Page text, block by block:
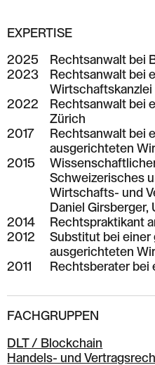
EXPERTISE
2025
Rechtsanwalt bei
2023
Rechtsanwalt bei
Wirtschaftskanzlei
2022
Rechtsanwalt bei
Zürich
2017
Rechtsanwalt bei
ausgerichteten
2015
Schweizerisches
Wirtschafts- und
Daniel Girsberger,
2014
Rechtspraktikant
2012
Substitut bei einer
ausgerichteten
2011
Rechtsberater bei
FACHGRUPPEN
DLT / Blockchain
Handels- und